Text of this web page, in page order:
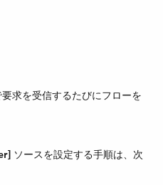
求を受信するたびにフローを
​ ソースを設定する手順は、次